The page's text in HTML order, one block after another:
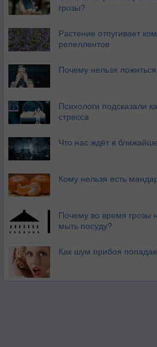
грозы?
Растение отпугивает
репеллентов
Почему нельзя
Психологи подсказали
стресса
Что нас ждёт в
Кому нельзя есть
Почему во время грозы
мыть посуду?
Как шум прибоя